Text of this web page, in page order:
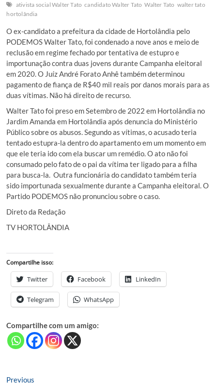
ativista social Walter Tato candidato Walter Tato Walter Tato walter tato
hortolândia
O ex-candidato a prefeitura da cidade de Hortolândia pelo
PODEMOS Walter Tato, foi condenado a nove anos e meio de
reclusão em regime fechado por tentativa de estupro e
importunação contra duas jovens durante Campanha eleitoral
em 2020. O Juíz André Forato Anhê também determinou
pagamento de fiança de R$40 mil reais por danos morais para as
duas vítimas. Não há direito de recurso.
Walter Tato foi preso em Setembro de 2022 em Hortolândia no
Jardim Amanda em Hortolândia após denuncia do Ministério
Público sobre os abusos. Segundo as vítimas, o acusado teria
tentado estupra-la dentro do apartamento em um momento em
que ele teria ido com ela buscar um remédio. O ato não foi
consumado pelo fato de o pai da vítima ter ligado para a filha
para busca-la. Outra funcionária do candidato também teria
sido importunada sexualmente durante a Campanha eleitoral. O
Partido PODEMOS não pronunciou sobre o caso.
Direto da Redação
TV HORTOLÂNDIA
Compartilhe isso:
Twitter Facebook LinkedIn
Telegram WhatsApp
Compartilhe com um amigo:
Previous